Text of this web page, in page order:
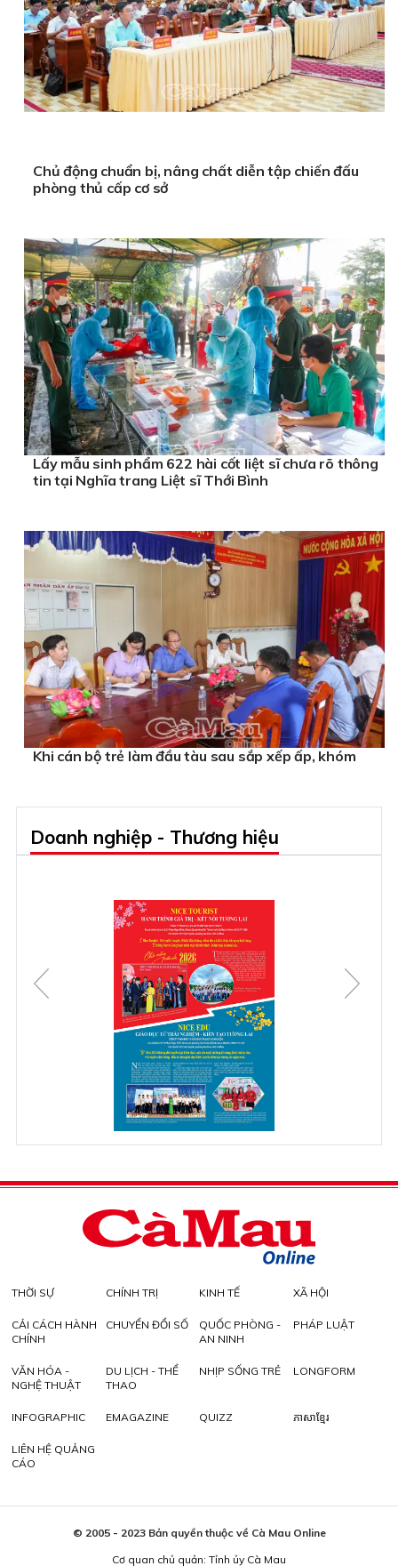
Chủ động chuẩn bị, nâng chất diễn tập chiến đấu
phòng thủ cấp cơ sở
Lấy mẫu sinh phẩm 622 hài cốt liệt sĩ chưa rõ thông
tin tại Nghĩa trang Liệt sĩ Thới Bình
Khi cán bộ trẻ làm đầu tàu sau sắp xếp ấp, khóm
Doanh nghiệp - Thương hiệu
THỜI SỰ CHÍNH TRỊ KINH TẾ XÃ HỘI
CẢI CÁCH HÀNH
CHÍNH
CHUYỂN ĐỔI SỐ
QUỐC PHÒNG -
AN NINH
PHÁP LUẬT
VĂN HÓA -
NGHỆ THUẬT
DU LỊCH - THỂ
THAO
NHỊP SỐNG TRẺ LONGFORM
INFOGRAPHIC EMAGAZINE QUIZZ ភាសាខ្មែរ
LIÊN HỆ QUẢNG
CÁO
© 2005 - 2023 Bản quyền thuộc về Cà Mau Online
Cơ quan chủ quản: Tỉnh ủy Cà Mau